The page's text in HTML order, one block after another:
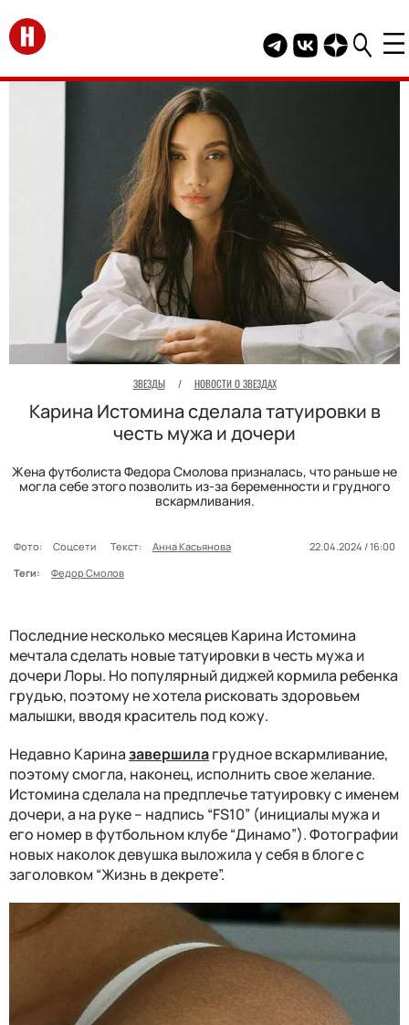
Перейти на главную
Telegram канал
Группа HELLO
Канал
ЗВЕЗДЫ / НОВОСТИ О ЗВЕЗДАХ
Карина Истомина сделала татуировки в
честь мужа и дочери
Жена футболиста Федора Смолова призналась, что раньше не
могла себе этого позволить из-за беременности и грудного
вскармливания.
Фото: Соцсети Текст: Анна Касьянова
22.04.2024 / 16:00
Теги:
Федор Смолов
Последние несколько месяцев Карина Истомина
мечтала сделать новые татуировки в честь мужа и
дочери Лоры. Но популярный диджей кормила ребенка
грудью, поэтому не хотела рисковать здоровьем
малышки, вводя краситель под кожу.
Недавно Кариназавершилагрудное вскармливание,
поэтому смогла, наконец, исполнить свое желание.
Истомина сделала на предплечье татуировку с именем
дочери, а на руке – надпись “FS10” (инициалы мужа и
его номер в футбольном клубе “Динамо”). Фотографии
новых наколок девушка выложила у себя в блоге с
заголовком “Жизнь в декрете”.